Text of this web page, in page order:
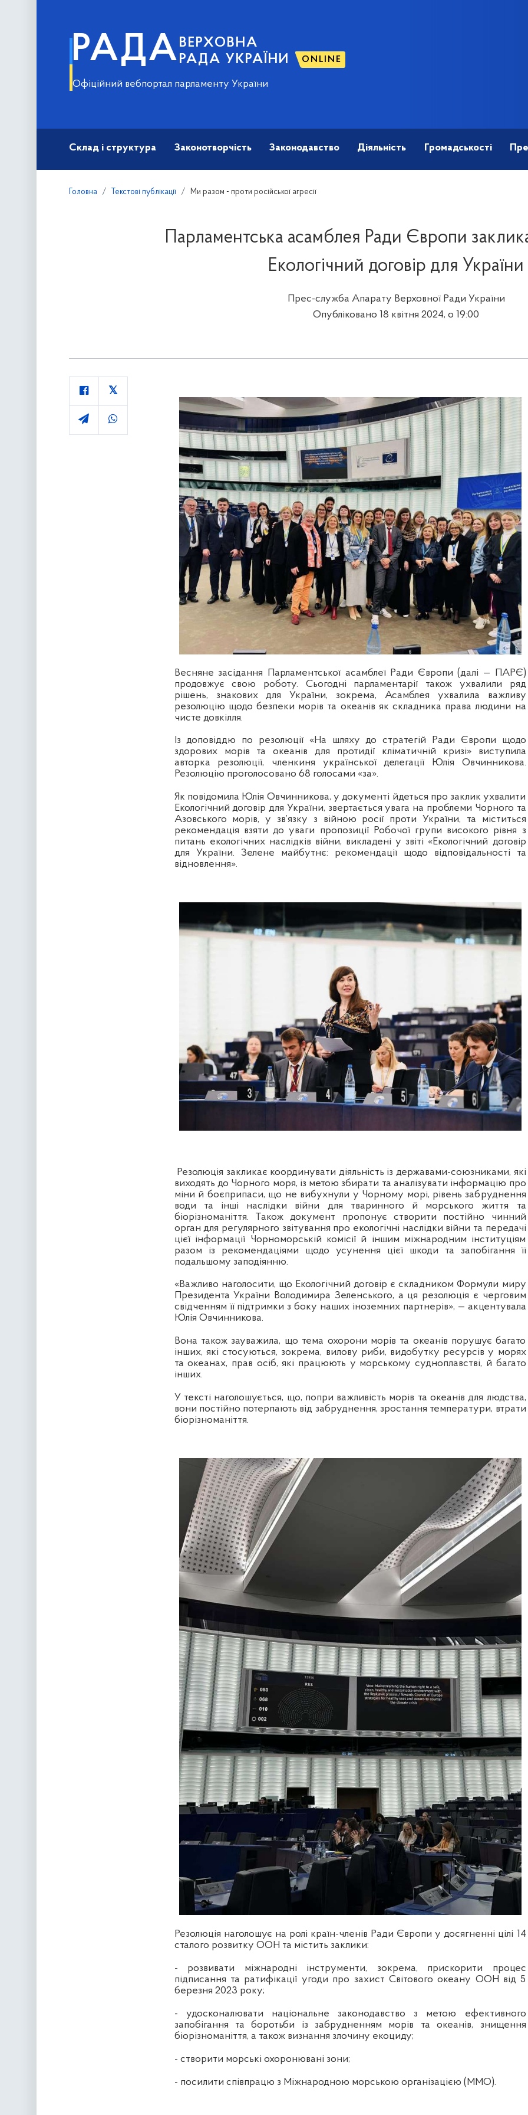
РАДА ВЕРХОВНА
РАДА УКРАЇНИ
ONLINE
Офіційний вебпортал парламенту України
Склад і структура Законотворчість Законодавство Діяльність Громадськості
Головна Текстові публікації Ми разом - проти російської агресії
Парламентська асамблея Ради Європи
Екологічний договір для України
Прес-служба Апарату Верховної Ради України
Опубліковано 18 квітня 2024, о 19:00
Весняне засідання Парламентської асамблеї Ради Європи (далі — ПАРЄ)
продовжує свою роботу. Сьогодні парламентарії також ухвалили ряд
рішень, знакових для України, зокрема, Асамблея ухвалила важливу
резолюцію щодо безпеки морів та океанів як складника права людини на
чисте довкілля.
Із доповіддю по резолюції «На шляху до стратегій Ради Європи щодо
здорових морів та океанів для протидії кліматичній кризі» виступила
авторка резолюції, членкиня української делегації Юлія Овчинникова.
Резолюцію проголосовано 68 голосами «за».
Як повідомила Юлія Овчинникова, у документі йдеться про заклик ухвалити
Екологічний договір для України, звертається увага на проблеми Чорного та
Азовського морів, у зв’язку з війною росії проти України, та міститься
рекомендація взяти до уваги пропозиції Робочої групи високого рівня з
питань екологічних наслідків війни, викладені у звіті «Екологічний договір
для України. Зелене майбутнє: рекомендації щодо відповідальності та
відновлення».
Резолюція закликає координувати діяльність із державами-союзниками, які
виходять до Чорного моря, із метою збирати та аналізувати інформацію про
міни й боєприпаси, що не вибухнули у Чорному морі, рівень забруднення
води та інші наслідки війни для тваринного й морського життя та
біорізноманіття. Також документ пропонує створити постійно чинний
орган для регулярного звітування про екологічні наслідки війни та передачі
цієї інформації Чорноморській комісії й іншим міжнародним інституціям
разом із рекомендаціями щодо усунення цієї шкоди та запобігання її
подальшому заподіянню.
«Важливо наголосити, що Екологічний договір є складником Формули миру
Президента України Володимира Зеленського, а ця резолюція є черговим
свідченням її підтримки з боку наших іноземних партнерів», — акцентувала
Юлія Овчинникова.
Вона також зауважила, що тема охорони морів та океанів порушує багато
інших, які стосуються, зокрема, вилову риби, видобутку ресурсів у морях
та океанах, прав осіб, які працюють у морському судноплавстві, й багато
інших.
У тексті наголошується, що, попри важливість морів та океанів для людства,
вони постійно потерпають від забруднення, зростання температури, втрати
біорізноманіття.
Резолюція наголошує на ролі країн-членів Ради Європи у досягненні цілі 14
сталого розвитку ООН та містить заклики:
- розвивати міжнародні інструменти, зокрема, прискорити процес
підписання та ратифікації угоди про захист Світового океану ООН від 5
березня 2023 року;
- удосконалювати національне законодавство з метою ефективного
запобігання та боротьби із забрудненням морів та океанів, знищення
біорізноманіття, а також визнання злочину екоциду;
- створити морські охоронювані зони;
- посилити співпрацю з Міжнародною морською організацією (ММО).